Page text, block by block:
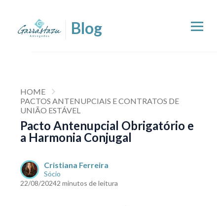
HOME
PACTOS ANTENUPCIAIS E CONTRATOS DE
UNIÃO ESTÁVEL
Pacto Antenupcial Obrigatório e
a Harmonia Conjugal
Cristiana Ferreira
Sócio
22/08/20242 minutos de leitura